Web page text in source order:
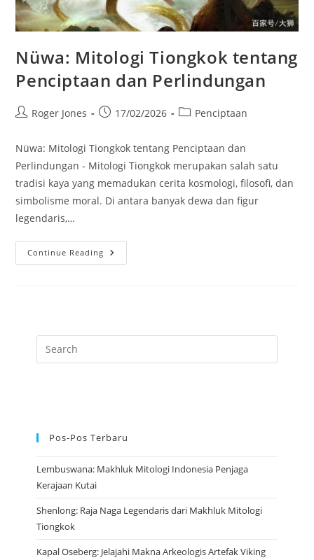
Nüwa: Mitologi Tiongkok tentang
Penciptaan dan Perlindungan
PostRoger Jones
Post17/02/2026
PostPenciptaan
Nüwa: Mitologi Tiongkok tentang Penciptaan dan
Perlindungan - Mitologi Tiongkok merupakan salah satu
tradisi kaya yang memadukan cerita kosmologi, filosofi, dan
simbolisme moral. Di antara banyak dewa dan figur
legendaris,…
Continue Reading Nüwa:
Mitologi
Pos-Pos Terbaru
Lembuswana: Makhluk Mitologi Indonesia Penjaga
Kerajaan Kutai
Shenlong: Raja Naga Legendaris dari Makhluk Mitologi
Tiongkok
Kapal Oseberg: Jelajahi Makna Arkeologis Artefak Viking